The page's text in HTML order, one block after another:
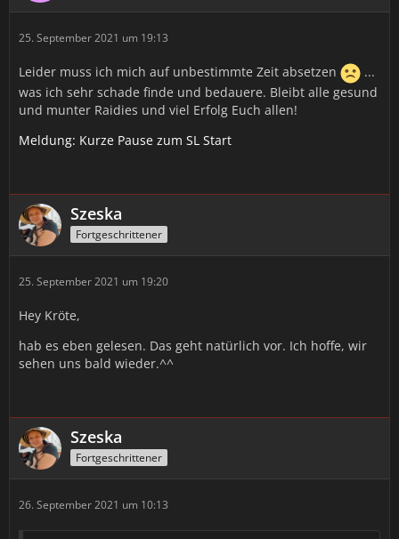
25. September 2021 um 19:13
Leider muss ich mich auf unbestimmte Zeit absetzen
...
was ich sehr schade finde und bedauere. Bleibt alle gesund
und munter Raidies und viel Erfolg Euch allen!
Meldung: Kurze Pause zum SL Start
Szeska
Fortgeschrittener
25. September 2021 um 19:20
Hey Kröte,
hab es eben gelesen. Das geht natürlich vor. Ich hoffe, wir
sehen uns bald wieder.^^
Szeska
Fortgeschrittener
26. September 2021 um 10:13